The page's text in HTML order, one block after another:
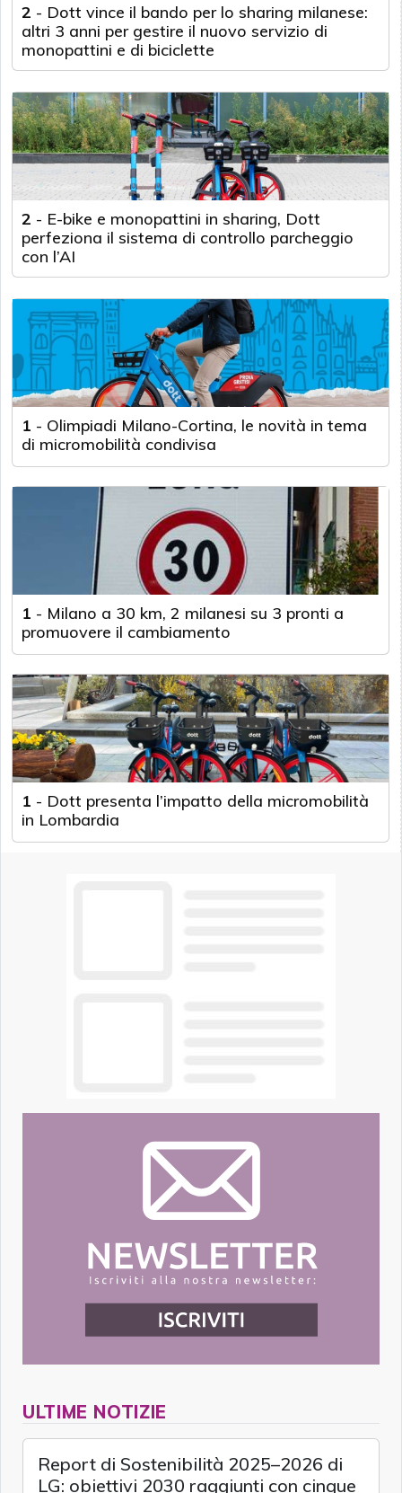
2 - Dott vince il bando per lo sharing milanese:
altri 3 anni per gestire il nuovo servizio di
monopattini e di biciclette
2 - E-bike e monopattini in sharing, Dott
perfeziona il sistema di controllo parcheggio
con l’AI
1 - Olimpiadi Milano-Cortina, le novità in tema
di micromobilità condivisa
1 - Milano a 30 km, 2 milanesi su 3 pronti a
promuovere il cambiamento
1 - Dott presenta l’impatto della micromobilità
in Lombardia
ULTIME NOTIZIE
Report di Sostenibilità 2025–2026 di
LG: obiettivi 2030 raggiunti con cinque